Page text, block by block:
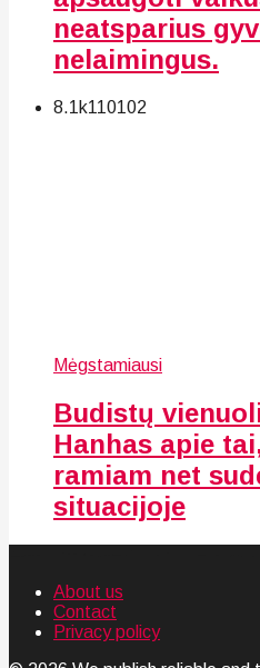
neatsparius
nelaimingus.
8.1k110102
Mėgstamiausi
Budistų
Hanhas apie
ramiam net
situacijoje
About us
Contact
Privacy policy